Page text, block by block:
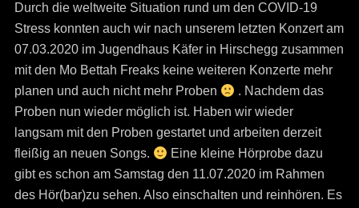
Durch die weltweite Situation rund um den COVID-19
Stress konnten auch wir nach unserem letzten Konzert am
07.03.2020 im Jugendhaus Käfer in Hirschegg zusammen
mit den Mo Bettah Freaks keine weiteren Konzerte mehr
planen und auch nicht mehr Proben
. Nachdem das
Proben nun wieder möglich ist. Haben wir wieder
langsam mit den Proben gestartet und arbeiten derzeit
fleißig an neuen Songs.
Eine kleine Hörprobe dazu
gibt es schon am Samstag den 11.07.2020 im Rahmen
des Hör(bar)zu sehen. Also einschalten und reinhören. Es